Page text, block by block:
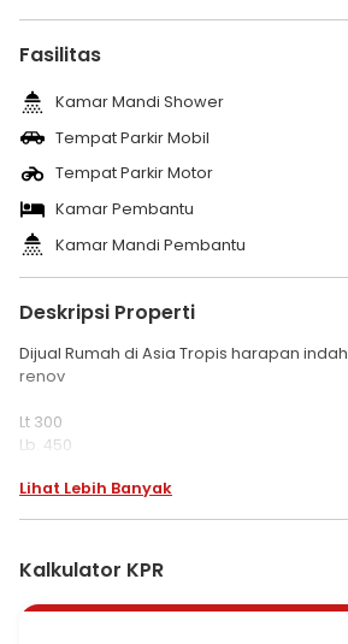
Fasilitas
Kamar Mandi Shower
Tempat Parkir Mobil
Tempat Parkir Motor
Kamar Pembantu
Kamar Mandi Pembantu
Deskripsi Properti
Dijual Rumah di Asia Tropis harapan
renov
Lt 300
Lb. 450
Km 4+1
Air Pam & Air Tanah
Garasi 1
Carport 2
Lihat Lebih Banyak
Kalkulator KPR